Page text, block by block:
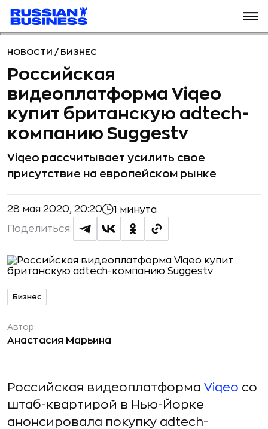
НОВОСТИ / БИЗНЕС
Российская
видеоплатформа Viqeo
купит британскую adtech-
компанию Suggestv
Viqeo рассчитывает усилить свое
присутствие на европейском рынке
28 мая 2020, 20:20 1 минута
Поделиться:
Бизнес
Автор:
Анастасия Марьина
Российская видеоплатформа Viqeo со
штаб-квартирой в Нью-Йорке
анонсировала покупку adtech-